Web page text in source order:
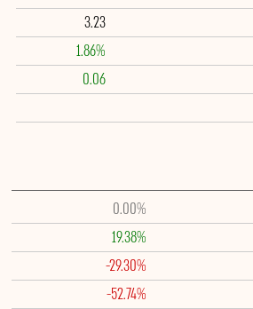
3.23
1.86%
0.06
0.00%
19.38%
-29.30%
-52.74%